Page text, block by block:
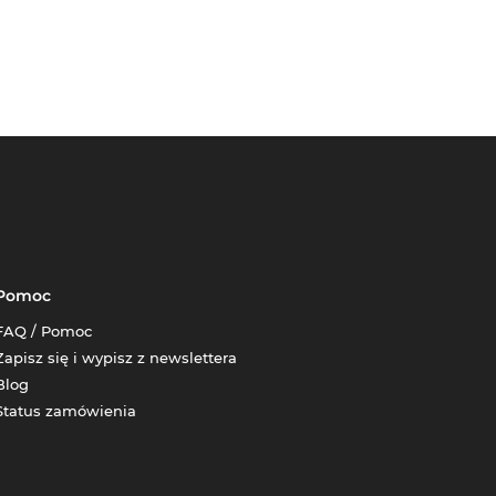
/ Pomoc
się i wypisz z newslettera
zamówienia